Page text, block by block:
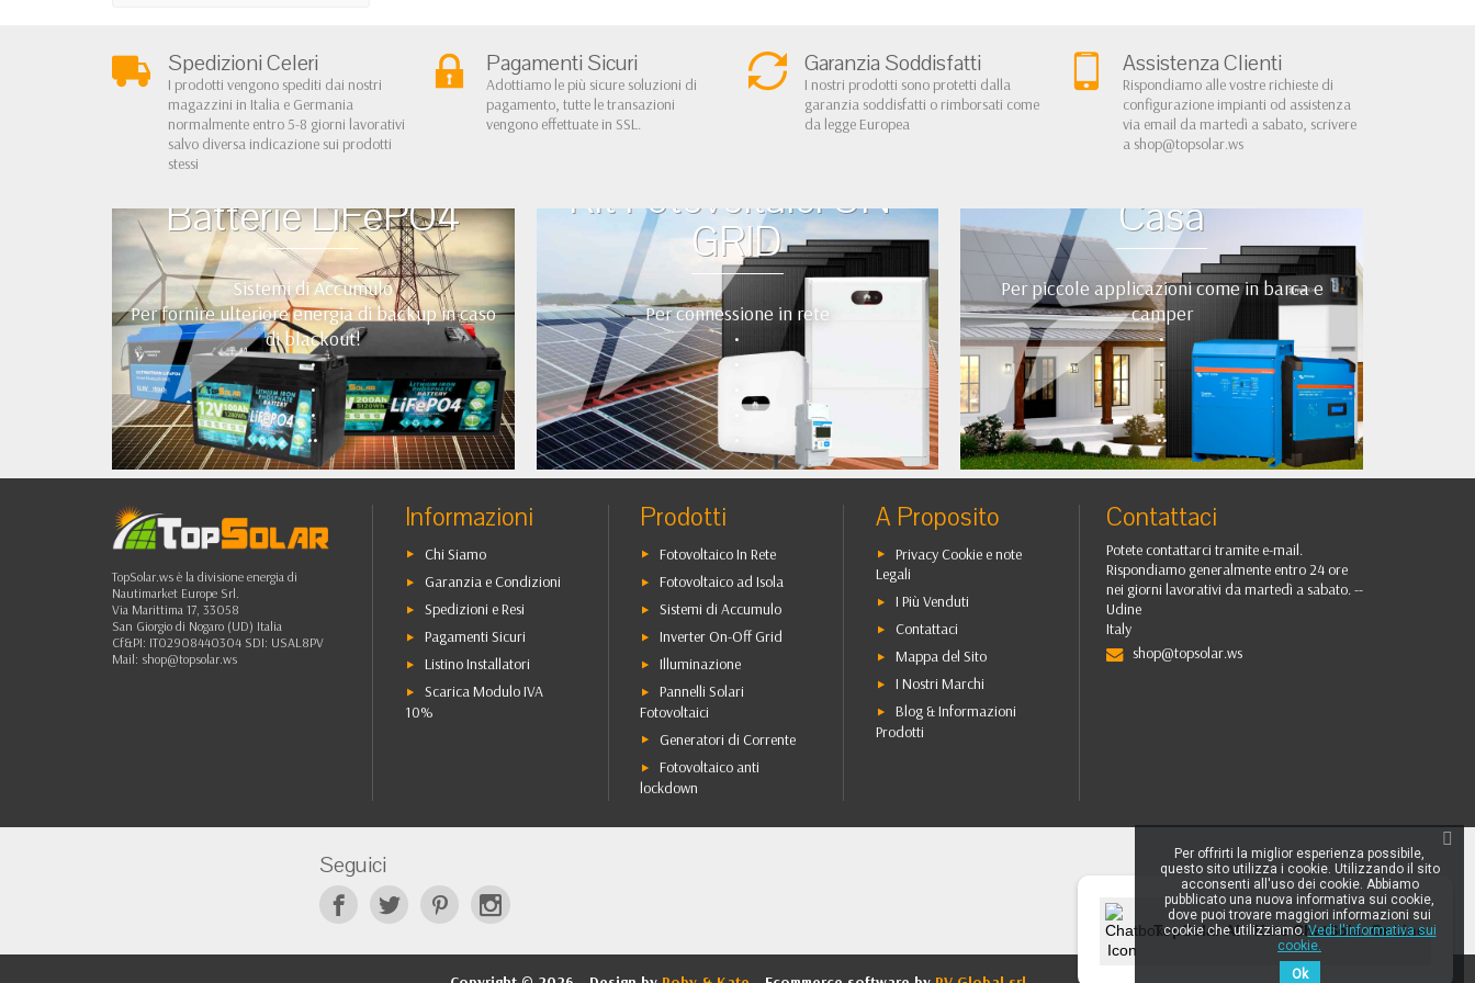
Spedizioni Celeri
I prodotti vengono spediti dai nostri
magazzini in Italia e Germania
normalmente entro 5-8 giorni lavorativi
salvo diversa indicazione sui prodotti
stessi
Pagamenti Sicuri
Adottiamo le più sicure soluzioni di
pagamento, tutte le transazioni
vengono effettuate in SSL.
Garanzia Soddisfatti
I nostri prodotti sono protetti dalla
garanzia soddisfatti o rimborsati come
da legge Europea
Assistenza Clienti
Rispondiamo alle vostre richieste di
configurazione impianti od assistenza
via email da martedì a sabato, scrivere
a shop@topsolar.ws
Batterie LiFePO4
Sistemi di Accumulo
Per fornire ulteriore energia di backup in caso
di blackout!
•
•
•
••
Kit Fotovoltaici ON-
GRID
Per connessione in rete
•
•
•
Casa
Per piccole applicazioni come in barca e
camper
•
•
•
•
••
TopSolar AI - Kate ChatSolar OnLine
TopSolar.ws è la divisione energia di
Nautimarket Europe Srl.
Via Marittima 17, 33058
San Giorgio di Nogaro (UD) Italia
Cf&PI: IT02908440304 SDI: USAL8PV
Mail: shop@topsolar.ws
Informazioni
Chi Siamo
Garanzia e Condizioni
Spedizioni e Resi
Pagamenti Sicuri
Listino Installatori
Scarica Modulo IVA
10%
Prodotti
Fotovoltaico In Rete
Fotovoltaico ad Isola
Sistemi di Accumulo
Inverter On-Off Grid
Illuminazione
Pannelli Solari
Fotovoltaici
Generatori di Corrente
Fotovoltaico anti
lockdown
A Proposito
Privacy Cookie e note
Legali
I Più Venduti
Contattaci
Mappa del Sito
I Nostri Marchi
Blog & Informazioni
Prodotti
Contattaci
Potete contattarci tramite e-mail.
Rispondiamo generalmente entro 24 ore
nei giorni lavorativi da martedì a sabato. --
Udine
Italy
shop@topsolar.ws
Seguici
Per offrirti la miglior esperienza possibile,
questo sito utilizza i cookie. Utilizzando il sito
acconsenti all'uso dei cookie. Abbiamo
pubblicato una nuova informativa sui cookie,
dove puoi trovare maggiori informazioni sui
cookie che utilizziamo.Vedi l'informativa sui
cookie.
Ok